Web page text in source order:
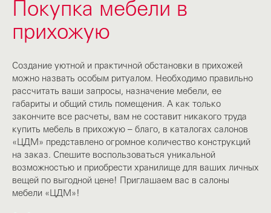
Покупка мебели в
прихожую
Создание уютной и практичной обстановки в прихожей
можно назвать особым ритуалом. Необходимо правильно
рассчитать ваши запросы, назначение мебели, ее
габариты и общий стиль помещения. А как только
закончите все расчеты, вам не составит никакого труда
купить мебель в прихожую – благо, в каталогах салонов
«ЦДМ» представлено огромное количество конструкций
на заказ. Спешите воспользоваться уникальной
возможностью и приобрести хранилище для ваших личных
вещей по выгодной цене! Приглашаем вас в салоны
мебели «ЦДМ»!